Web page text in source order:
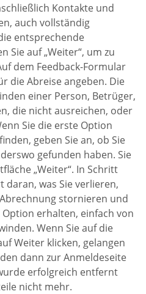
Kontakte und
auch vollständig
entsprechende
Sie auf „Weiter“, um zu
dem Feedback-Formular
die Abreise angeben. Die
einer Person, Betrüger,
die nicht ausreichen, oder
Sie die erste Option
geben Sie an, ob Sie
gefunden haben. Sie
„Weiter“. In Schritt
daran, was Sie verlieren,
stornieren und
erhalten, einfach von
Wenn Sie auf die
Weiter klicken, gelangen
dann zur Anmeldeseite
erfolgreich entfernt
nicht mehr.